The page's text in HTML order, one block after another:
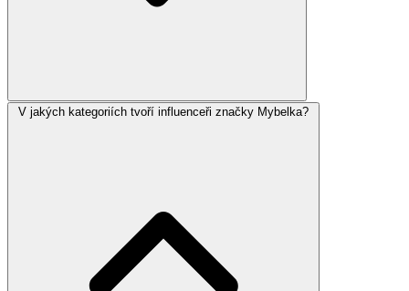
V jakých kategoriích tvoří influenceři značky Mybelka?